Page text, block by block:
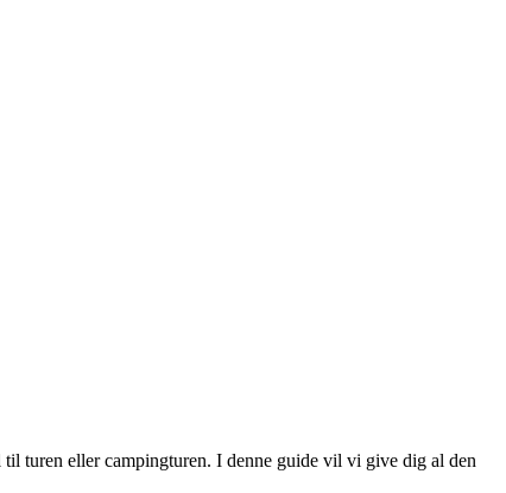
turen eller campingturen. I denne guide vil vi give dig al den